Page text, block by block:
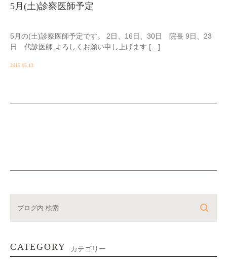
5月(土)診察医師予定
5月の(土)診察医師予定です。 2日、16日、30日 院長 9日、23
日 代診医師 よろしくお願い申し上げます […]
2015.05.13
CATEGORY カテゴリー